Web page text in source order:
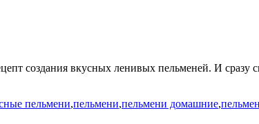
создания вкусных ленивых пельменей. И сразу
пельмени,пельмени,пельмени домашние,